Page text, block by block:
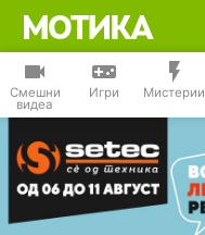
Смешни
видеа
Игри Мистерии